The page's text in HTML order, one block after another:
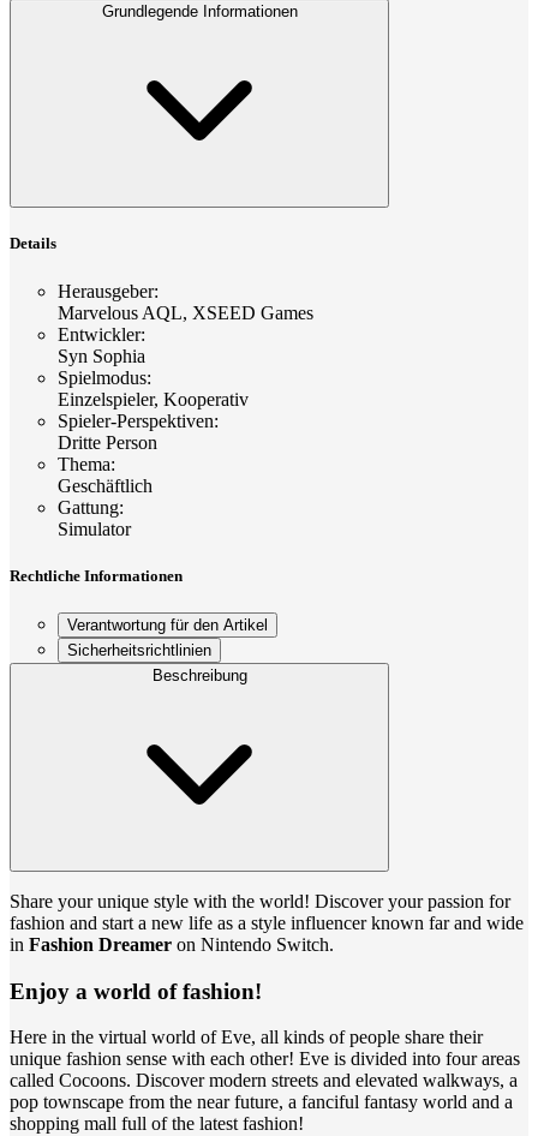
Grundlegende Informationen
Details
Herausgeber:
Marvelous AQL, XSEED Games
Entwickler:
Syn Sophia
Spielmodus:
Einzelspieler, Kooperativ
Spieler-Perspektiven:
Dritte Person
Thema:
Geschäftlich
Gattung:
Simulator
Rechtliche Informationen
Verantwortung für den Artikel
Sicherheitsrichtlinien
Beschreibung
Share your unique style with the world! Discover your passion for
fashion and start a new life as a style influencer known far and wide
in Fashion Dreamer on Nintendo Switch.
Enjoy a world of fashion!
Here in the virtual world of Eve, all kinds of people share their
unique fashion sense with each other! Eve is divided into four areas
called Cocoons. Discover modern streets and elevated walkways, a
pop townscape from the near future, a fanciful fantasy world and a
shopping mall full of the latest fashion!